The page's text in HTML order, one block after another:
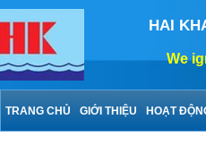
HAI
We
TRANG CHỦ GIỚI THIỆU HOẠT